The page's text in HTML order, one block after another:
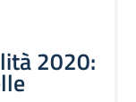
2020: